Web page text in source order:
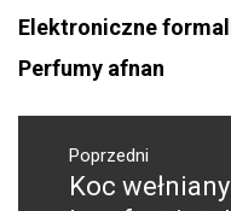
Elektroniczne
Perfumy afnan
Nawigacja
wpisuPoprzedni
Poprzedni
Koc